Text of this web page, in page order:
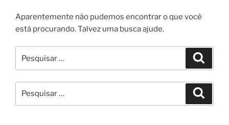
Aparentemente não pudemos encontrar o que você
está procurando. Talvez uma busca ajude.
por:
por: